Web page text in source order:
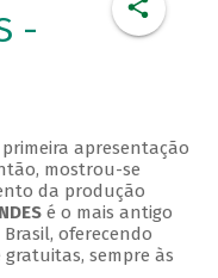
-
primeira apresentação
mostrou-se
da produção
é o mais antigo
oferecendo
sempre às